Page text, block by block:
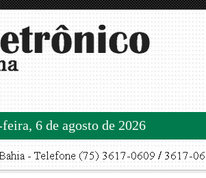
6 de agosto de 2026